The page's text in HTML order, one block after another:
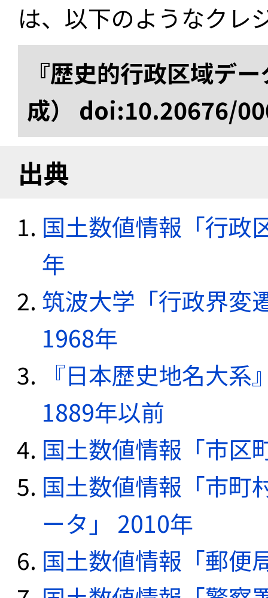
は、以下のようなクレ
『歴史的行政区域デ
成） doi:10.20676/
出典
国土数値情報「行政
年
筑波大学「行政界変
1968年
『日本歴史地名大
1889年以前
国土数値情報「市区
国土数値情報「市町
ータ」 2010年
国土数値情報「郵便